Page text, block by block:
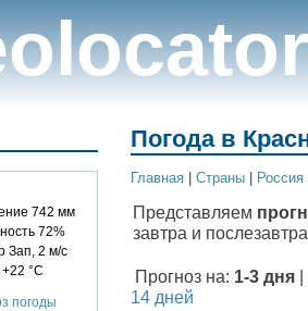
742 мм
72%
Зап, 2 м/с
°C
погоды
Погода в
Главная Cтраны Россия
Представляем
завтра и
Прогноз на: 1-3 дня
14 дней